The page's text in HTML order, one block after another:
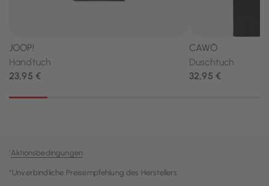
¹Aktionsbedingungen
*Unverbindliche Preisempfehlung des Herstellers